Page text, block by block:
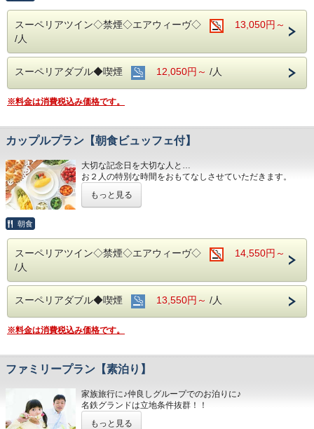
営業時間：７：００～１０：００ （最終入場 ９：３０）
ご予約お待ちしてます(*^o^)ノ
会が多い場所を
える事が可能です。
清掃時は常に換気をして新鮮な空気に入れ替えておりま
～ ビジネス・旅行に最高のロケーション ～
名鉄名古屋駅のすぐ上！！
中部国際空港まで最速２８分（名鉄名古屋駅から乗車可能）
～ ご朝食 ～
１８階レストラン アイリス
名古屋めしも楽しめる和洋折衷のバイキングをご用意してお
ります。
お財布にも優しい ＋ お客様にも優しいホテルです♪♪
スーペリアツイン◇禁煙◇エアウィーヴ◇
13,050円～
/人
スーペリアダブル◆喫煙 12,050円～ /人
※料金は消費税込み価格です。
カップルプラン【朝食ビュッフェ付】
大切な記念日を大切な人と…
お２人の特別な時間をおもてなしさせていただきます。
朝食会場：１８階 レストラン「アイリス」
営業時間：７：００～１０：００ （最終入場 ９：３０）
■全室インターネット接続完備 ◎Ｗｉ-Ｆｉ接続無料◎
もっと見る
朝食
スーペリアツイン◇禁煙◇エアウィーヴ◇
14,550円～
/人
スーペリアダブル◆喫煙 13,550円～ /人
※料金は消費税込み価格です。
ファミリープラン【素泊り】
家族旅行に♪仲良しグループでのお泊りに♪
名鉄グランドは立地条件抜群！！
もっと見る